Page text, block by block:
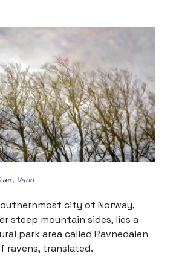
, Vann
city of Norway,
steep mountain sides, lies a
park area called Ravnedalen
ravens, translated.